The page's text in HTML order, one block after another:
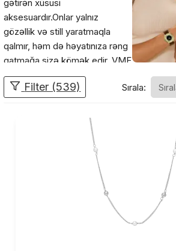
gətirən xüsusi
aksesuardır.Onlar yalnız
gözəllik və still yaratmaqla
qalmır, həm də həyatınıza rəng
qatmağa sizə kömək edir. VMF
Mina ziynət əşyaları bu sahədə
özünəməxsus yeri olan bir
öz unikal dizaynları və
mükəmməl işlənməsi ilə
fərqlənir. VMF Mina geniş
məhsul çeşidi ilə müştərilərinə
xidmət edir. Buraya sırğalar,
boyunbağılar, qolbaqlar, üzük
və həmçinin xüsusi dizayna
Filter (539) Sırala: